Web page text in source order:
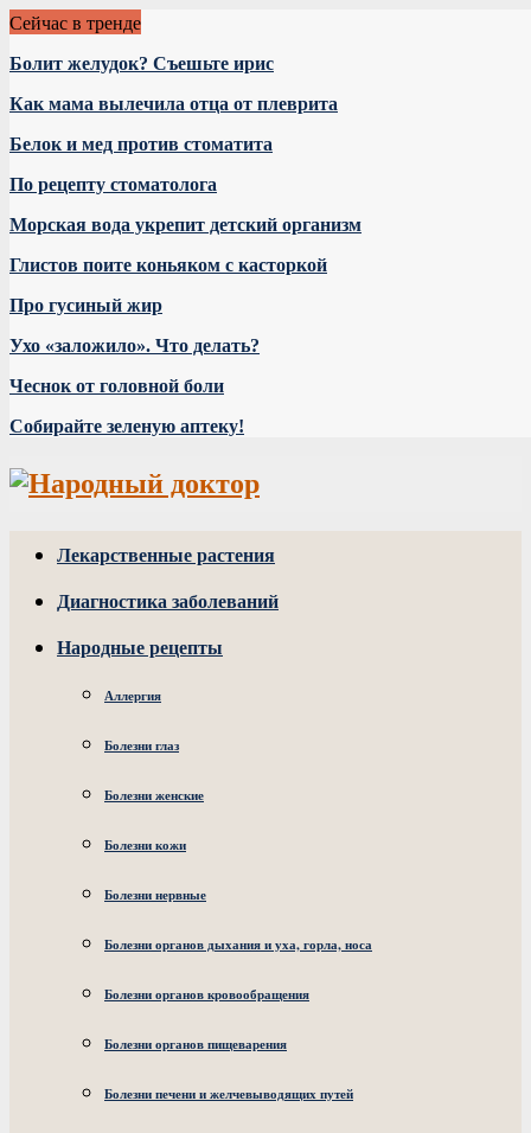
Сейчас в тренде
Болит желудок? Съешьте ирис
Как мама вылечила отца от плеврита
Белок и мед против стоматита
По рецепту стоматолога
Морская вода укрепит детский организм
Глистов поите коньяком с касторкой
Про гусиный жир
Ухо «заложило». Что делать?
Чеснок от головной боли
Собирайте зеленую аптеку!
Лекарственные растения
Диагностика заболеваний
Народные рецепты
Аллергия
Болезни глаз
Болезни женские
Болезни кожи
Болезни нервные
Болезни органов дыхания и уха, горла, носа
Болезни органов кровообращения
Болезни органов пищеварения
Болезни печени и желчевыводящих путей